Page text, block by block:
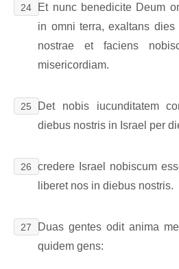
24
Et nunc benedicite Deum
in omni terra, exaltans
nostrae et faciens
misericordiam.
25
Det nobis iucunditatem
diebus nostris in Israel per
26
credere Israel nobiscum
liberet nos in diebus nostris.
27
Duas gentes odit anima
quidem gens: